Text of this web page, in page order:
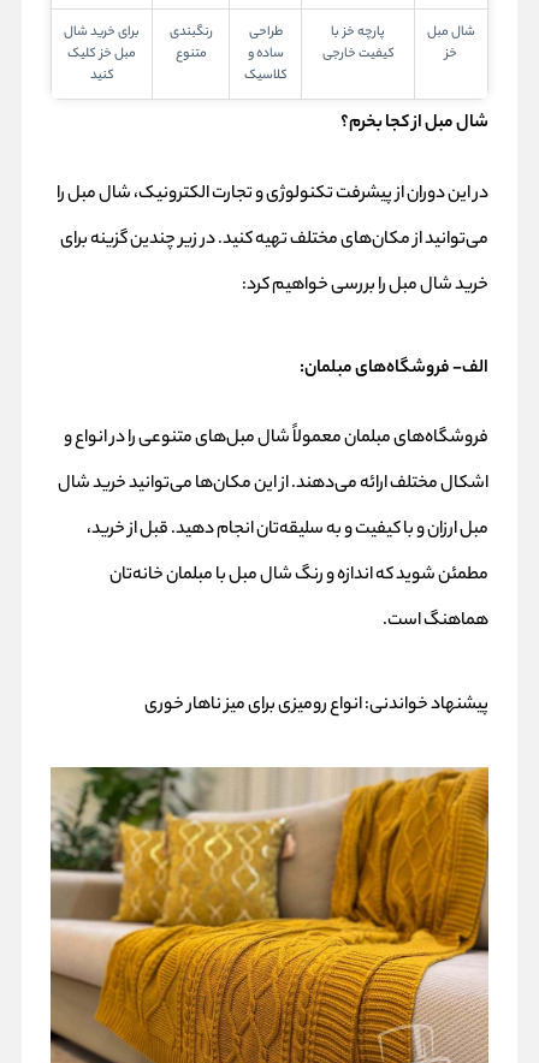
شال مبل
خز
پارچه خز با
کیفیت خارجی
طراحی
ساده و
کلاسیک
رنگبندی
متنوع
برای خریدشال
مبل خزکلیک
کنید
شال مبل از کجا بخرم؟
در این دوران از پیشرفت تکنولوژی و تجارت الکترونیک، شال مبل را
می‌توانید از مکان‌های مختلف تهیه کنید. در زیر چندین گزینه برای
خرید شال مبل را بررسی خواهیم کرد:
الف- فروشگاه‌های مبلمان:
فروشگاه‌های مبلمان معمولاً شال مبل‌های متنوعی را در انواع و
اشکال مختلف ارائه می‌دهند. از این مکان‌ها می‌توانید خرید شال
مبل ارزان و با کیفیت و به سلیقه‌تان انجام دهید. قبل از خرید،
مطمئن شوید که اندازه و رنگ شال مبل با مبلمان خانه‌تان
هماهنگ است.
پیشنهاد خواندنی:انواع رومیزی برای میز ناهار خوری